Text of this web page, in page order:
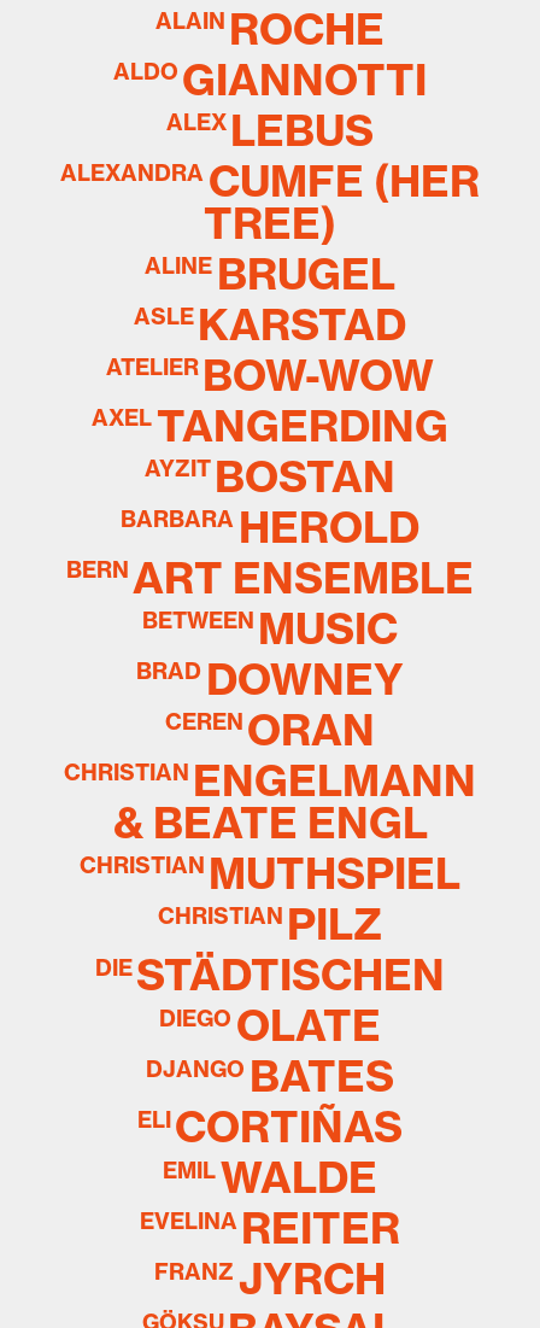
ALAINROCHE
ALDOGIANNOTTI
ALEXLEBUS
ALEXANDRACUMFE (HER
TREE)
ALINEBRUGEL
ASLEKARSTAD
ATELIERBOW-WOW
AXELTANGERDING
AYZITBOSTAN
BARBARAHEROLD
BERNART ENSEMBLE
BETWEENMUSIC
BRADDOWNEY
CERENORAN
CHRISTIANENGELMANN
& BEATE ENGL
CHRISTIANMUTHSPIEL
CHRISTIANPILZ
DIESTÄDTISCHEN
DIEGOOLATE
DJANGOBATES
ELICORTIÑAS
EMILWALDE
EVELINAREITER
FRANZJYRCH
GÖKSU